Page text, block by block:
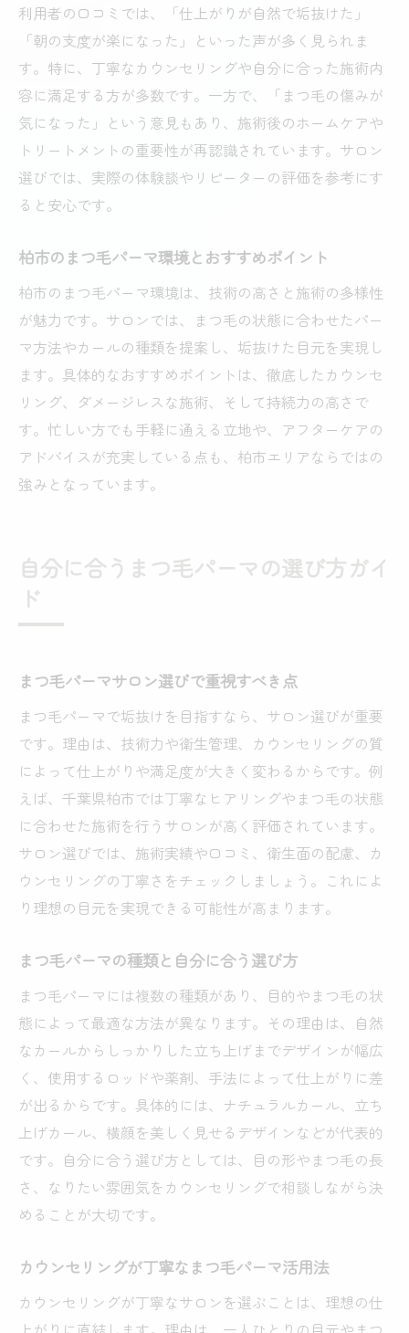
利用者の口コミでは、「仕上がりが自然で垢抜けた」
「朝の支度が楽になった」といった声が多く見られま
す。特に、丁寧なカウンセリングや自分に合った施術内
容に満足する方が多数です。一方で、「まつ毛の傷みが
気になった」という意見もあり、施術後のホームケアや
トリートメントの重要性が再認識されています。サロン
選びでは、実際の体験談やリピーターの評価を参考にす
ると安心です。
柏市のまつ毛パーマ環境とおすすめポイント
柏市のまつ毛パーマ環境は、技術の高さと施術の多様性
が魅力です。サロンでは、まつ毛の状態に合わせたパー
マ方法やカールの種類を提案し、垢抜けた目元を実現し
ます。具体的なおすすめポイントは、徹底したカウンセ
リング、ダメージレスな施術、そして持続力の高さで
す。忙しい方でも手軽に通える立地や、アフターケアの
アドバイスが充実している点も、柏市エリアならではの
強みとなっています。
自分に合うまつ毛パーマの選び方ガイ
ド
まつ毛パーマサロン選びで重視すべき点
まつ毛パーマで垢抜けを目指すなら、サロン選びが重要
です。理由は、技術力や衛生管理、カウンセリングの質
によって仕上がりや満足度が大きく変わるからです。例
えば、千葉県柏市では丁寧なヒアリングやまつ毛の状態
に合わせた施術を行うサロンが高く評価されています。
サロン選びでは、施術実績や口コミ、衛生面の配慮、カ
ウンセリングの丁寧さをチェックしましょう。これによ
り理想の目元を実現できる可能性が高まります。
まつ毛パーマの種類と自分に合う選び方
まつ毛パーマには複数の種類があり、目的やまつ毛の状
態によって最適な方法が異なります。その理由は、自然
なカールからしっかりした立ち上げまでデザインが幅広
く、使用するロッドや薬剤、手法によって仕上がりに差
が出るからです。具体的には、ナチュラルカール、立ち
上げカール、横顔を美しく見せるデザインなどが代表的
です。自分に合う選び方としては、目の形やまつ毛の長
さ、なりたい雰囲気をカウンセリングで相談しながら決
めることが大切です。
カウンセリングが丁寧なまつ毛パーマ活用法
カウンセリングが丁寧なサロンを選ぶことは、理想の仕